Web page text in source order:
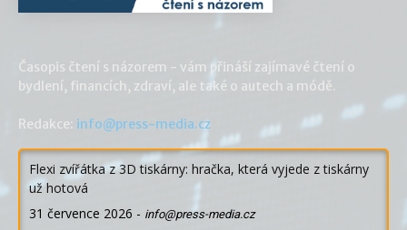
Časopis čtení s názorem - vám přináší zajímavé čtení o
bydlení, financích, zdraví, ale také o autech a módě.
Redakce: info@press-media.cz
Flexi zvířátka z 3D tiskárny: hračka, která vyjede z tiskárny
už hotová
31 července 2026 - info@press-media.cz